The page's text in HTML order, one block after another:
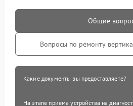
Общие
Вопросы по ремонту
Какие документы вы предоставляете?
На этапе приема устройства на